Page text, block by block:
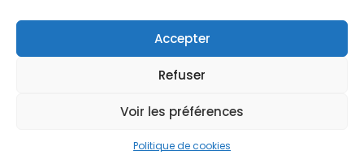
Accepter
Refuser
Voir les préférences
Politique de cookies
CGV
Qui sommes-nous ?
Qui sommes-nous ?
Legedia - Copyright 2026 | Powered By